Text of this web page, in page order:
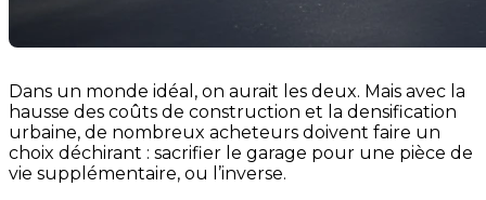
Dans un monde idéal, on aurait les deux. Mais avec la
hausse des coûts de construction et la densification
urbaine, de nombreux acheteurs doivent faire un
choix déchirant : sacrifier le garage pour une pièce de
vie supplémentaire, ou l’inverse.